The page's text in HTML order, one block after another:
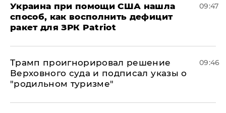
Украина при помощи США нашла
способ, как восполнить дефицит
ракет для ЗРК Patriot
09:47
Трамп проигнорировал решение
Верховного суда и подписал указы о
"родильном туризме"
09:46